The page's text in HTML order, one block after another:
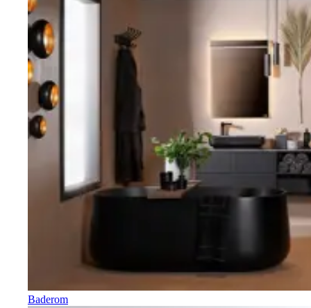
Baderom